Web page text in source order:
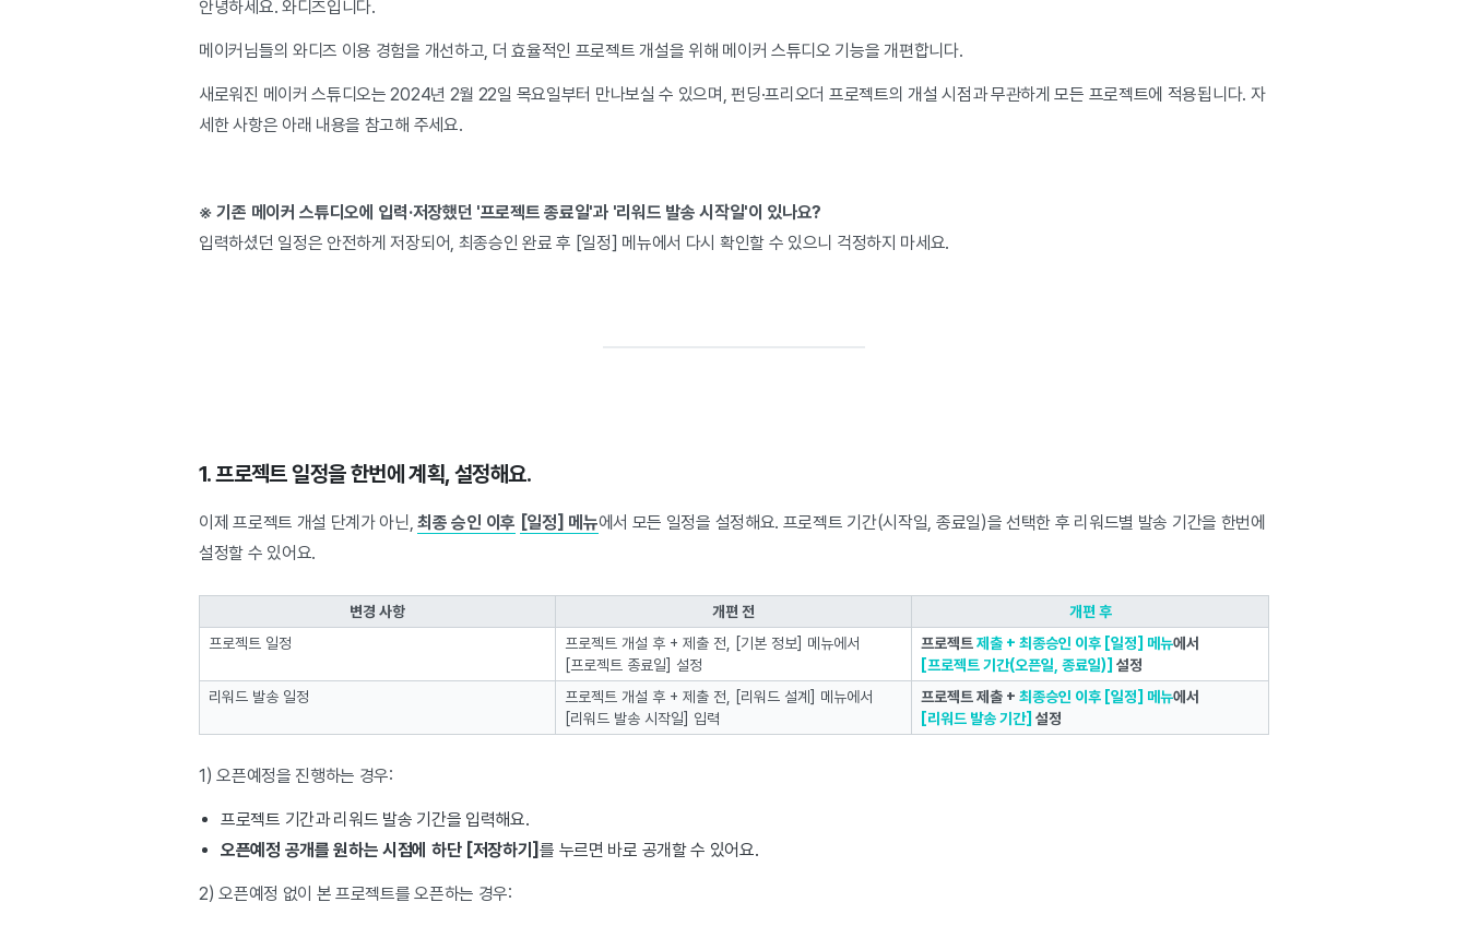
안녕하세요. 와디즈입니다.
메이커님들의 와디즈 이용 경험을 개선하고, 더 효율적인 프로젝트 개설을 위해 메이커 스튜디오 기능을 개편합니다.
새로워진 메이커 스튜디오는 2024년 2월 22일 목요일부터 만나보실 수 있으며, 펀딩·프리오더 프로젝트의 개설 시점과 무관하게 모든 프로젝트에 적용됩니다. 자
세한 사항은 아래 내용을 참고해 주세요.
※ 기존 메이커 스튜디오에 입력·저장했던 '프로젝트 종료일'과 '리워드 발송 시작일'이 있나요?
입력하셨던 일정은 안전하게 저장되어, 최종승인 완료 후 [일정] 메뉴에서 다시 확인할 수 있으니 걱정하지 마세요.
1. 프로젝트 일정을 한번에 계획, 설정해요.
이제 프로젝트 개설 단계가 아닌,최종 승인 이후 [일정] 메뉴에서 모든 일정을 설정해요. 프로젝트 기간(시작일, 종료일)을 선택한 후 리워드별 발송 기간을 한번에
설정할 수 있어요.
변경 사항 개편 전
개편 후
프로젝트 일정
프로젝트 개설 후 + 제출 전, [기본 정보] 메뉴에서
[프로젝트 종료일] 설정
프로젝트제출 + 최종승인 이후 [일정] 메뉴에서
[프로젝트 기간(오픈일, 종료일)] 설정
리워드 발송 일정
프로젝트 개설 후 + 제출 전, [리워드 설계] 메뉴에서
[리워드 발송 시작일] 입력
프로젝트 제출 + 최종승인 이후 [일정] 메뉴에서
[리워드 발송 기간] 설정
1) 오픈예정을 진행하는 경우:
프로젝트 기간과 리워드 발송 기간을 입력해요.
오픈예정 공개를 원하는 시점에 하단 [저장하기]를 누르면 바로 공개할 수 있어요.
2) 오픈예정 없이 본 프로젝트를 오픈하는 경우: